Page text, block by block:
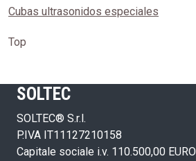
Cubas ultrasonidos especiales
Top
SOLTEC
SOLTEC® S.r.l.
P.IVA IT11127210158
Capitale sociale i.v. 110.500,00 EURO